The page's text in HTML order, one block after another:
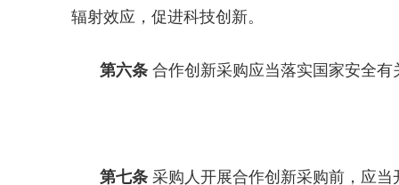
辐射效应，促进科技创新。
第六条 合作创新采购应当落实国家安全
第七条 采购人开展合作创新采购前，应